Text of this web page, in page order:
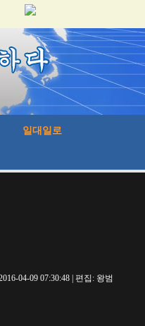
04-09 07:30:48 | 편집: 왕범